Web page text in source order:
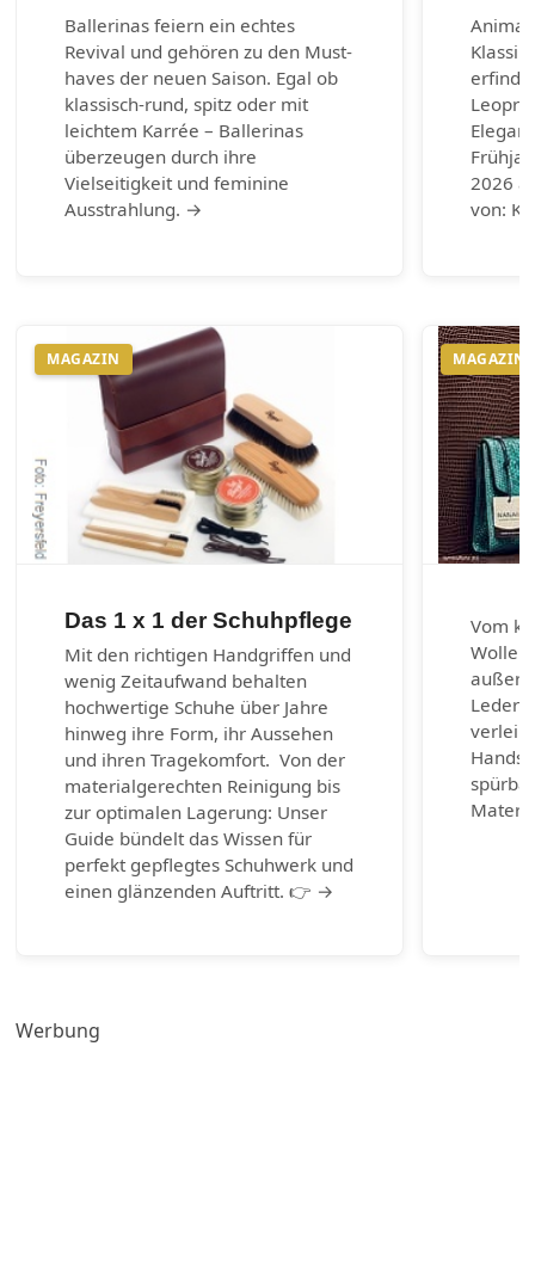
Ballerinas feiern ein echtes
Revival und gehören zu den Must-
haves der neuen Saison. Egal ob
klassisch-rund, spitz oder mit
leichtem Karrée – Ballerinas
überzeugen durch ihre
Vielseitigkeit und feminine
Ausstrahlung. →
2026
von:
MAGAZIN
Das 1 x 1 der Schuhpflege
Mit den richtigen Handgriffen und
wenig Zeitaufwand behalten
hochwertige Schuhe über Jahre
hinweg ihre Form, ihr Aussehen
und ihren Tragekomfort. Von der
materialgerechten Reinigung bis
zur optimalen Lagerung: Unser
Guide bündelt das Wissen für
perfekt gepflegtes Schuhwerk und
einen glänzenden Auftritt. 👉 →
MAGAZIN
Vom
Wolle
Werbung